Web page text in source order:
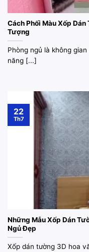
Cách Phối Màu Xốp
Tượng
Phòng ngủ là không
năng [...]
Những Mẫu Xốp Dán
Ngủ Đẹp
Xốp dán tường 3D hoa
22
Th7